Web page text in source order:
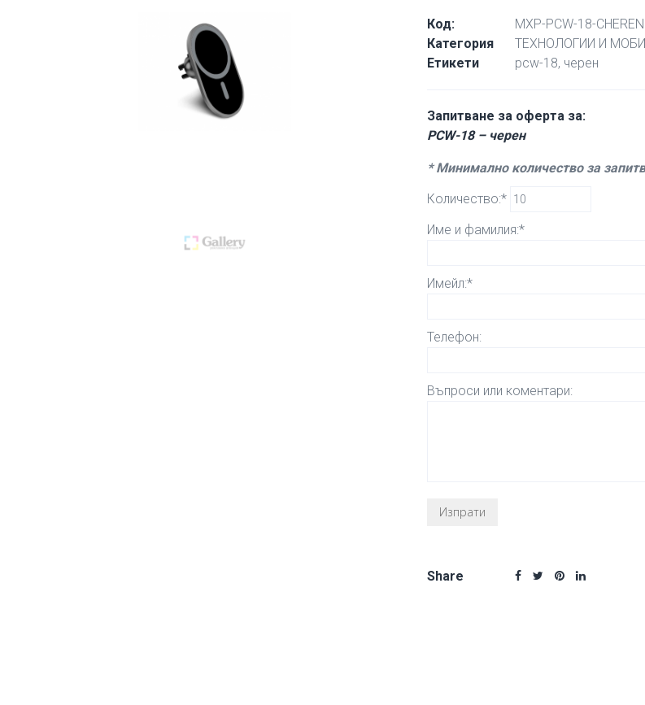
Код:
MXP-PCW-18-CHEREN
Категория
ТЕХНОЛОГИИ И
Етикети
pcw-18, черен
Запитване за оферта за:
PCW-18 – черен
* Минимално количество за
Количество:*
Име и фамилия:*
Имейл:*
Телефон:
Въпроси или коментари:
Share